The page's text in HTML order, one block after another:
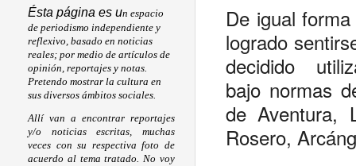
De igual
logrado
decidido
bajo normas
de Aventura,
Rosero,
Ésta página es un espacio
de periodismo independiente y
reflexivo, basado en noticias
reales; por medio de artículos de
opinión, reportajes y notas.
Pretendo mostrar la cultura en
sus diversos ámbitos sociales.
Allí van a encontrar reportajes
y/o noticias escritas, muchas
veces con su respectiva foto de
acuerdo al tema tratado. No voy